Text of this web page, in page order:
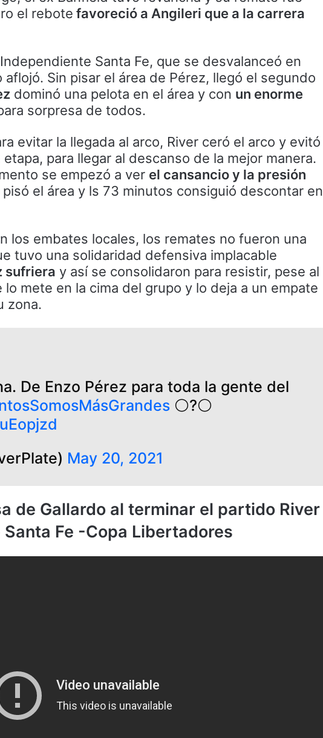
el rebote favoreció a Angileri que a la carrera
Santa Fe, que se desvalanceó en
aflojó. Sin pisar el área de Pérez, llegó el segundo
dominó una pelota en el área y con un enorme
sorpresa de todos.
evitar la llegada al arco, River ceró el arco y evitó
para llegar al descanso de la mejor manera.
se empezó a ver el cansancio y la presión
el área y ls 73 minutos consiguió descontar en
los embates locales, los remates no fueron una
tuvo una solidaridad defensiva implacable
sufriera y así se consolidaron para resistir, pese al
mete en la cima del grupo y lo deja a un empate
zona.
De Enzo Pérez para toda la gente del
⚪️?⚪️
May 20, 2021
de Gallardo al terminar el partido River
Fe -Copa Libertadores